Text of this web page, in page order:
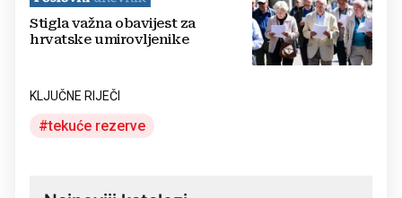
Stigla važna obavijest za
hrvatske umirovljenike
KLJUČNE RIJEČI
tekuće rezerve